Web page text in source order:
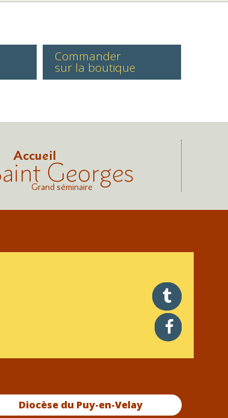
Commander
sur la boutique
Accueil
Georges
Grand séminaire
twitter
facebook
Diocèse du Puy-en-Velay